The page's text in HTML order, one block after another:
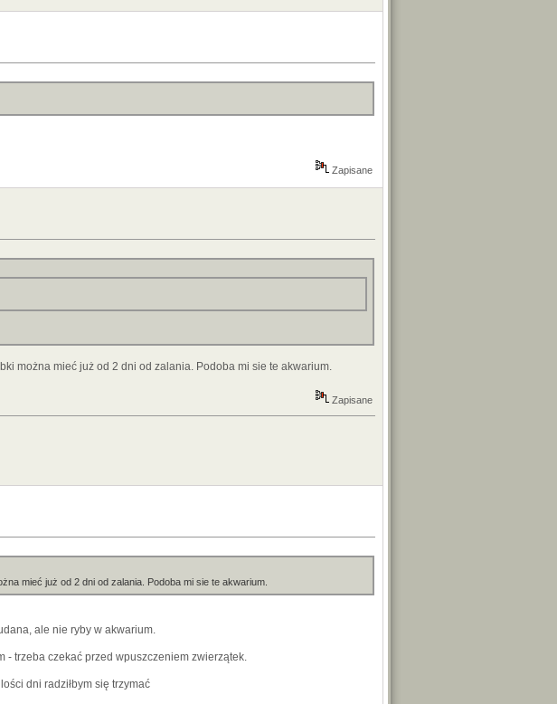
Zapisane
można mieć już od 2 dni od zalania. Podoba mi sie te akwarium.
Zapisane
mieć już od 2 dni od zalania. Podoba mi sie te akwarium.
ale nie ryby w akwarium.
- trzeba czekać przed wpuszczeniem zwierzątek.
dni radziłbym się trzymać